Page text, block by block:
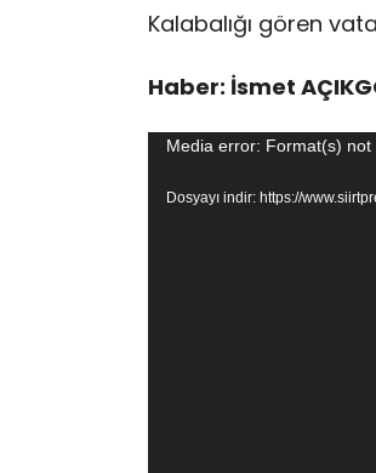
Kalabalığı gören
Haber: İsmet
Video
Media error: Format(s)
Dosyayı indir: https://